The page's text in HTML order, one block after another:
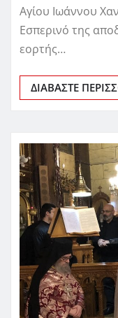
Αγίου Ιωάννου
Εσπερινό της
εορτής…
ΔΙΑΒΆΣΤΕ